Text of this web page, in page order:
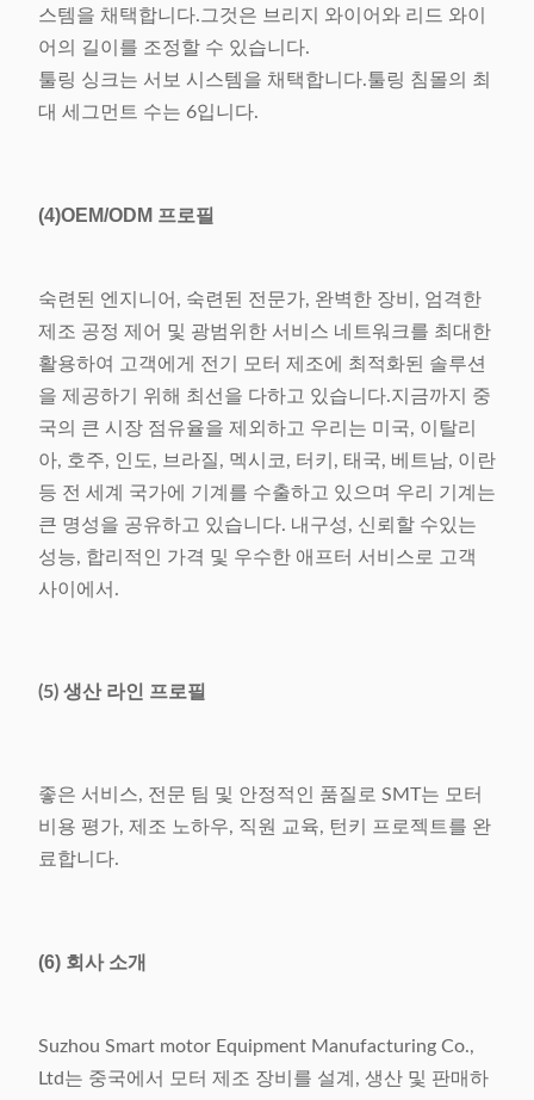
스템을 채택합니다.그것은 브리지 와이어와 리드 와이
어의 길이를 조정할 수 있습니다.
툴링 싱크는 서보 시스템을 채택합니다.툴링 침몰의 최
대 세그먼트 수는 6입니다.
(4)OEM/ODM 프로필
숙련된 엔지니어, 숙련된 전문가, 완벽한 장비, 엄격한
제조 공정 제어 및 광범위한 서비스 네트워크를 최대한
활용하여 고객에게 전기 모터 제조에 최적화된 솔루션
을 제공하기 위해 최선을 다하고 있습니다.지금까지 중
국의 큰 시장 점유율을 제외하고 우리는 미국, 이탈리
아, 호주, 인도, 브라질, 멕시코, 터키, 태국, 베트남, 이란
등 전 세계 국가에 기계를 수출하고 있으며 우리 기계는
큰 명성을 공유하고 있습니다. 내구성, 신뢰할 수있는
성능, 합리적인 가격 및 우수한 애프터 서비스로 고객
사이에서.
(5) 생산 라인 프로필
좋은 서비스, 전문 팀 및 안정적인 품질로 SMT는 모터
비용 평가, 제조 노하우, 직원 교육, 턴키 프로젝트를 완
료합니다.
(6) 회사 소개
Suzhou Smart motor Equipment Manufacturing Co.,
Ltd는 중국에서 모터 제조 장비를 설계, 생산 및 판매하